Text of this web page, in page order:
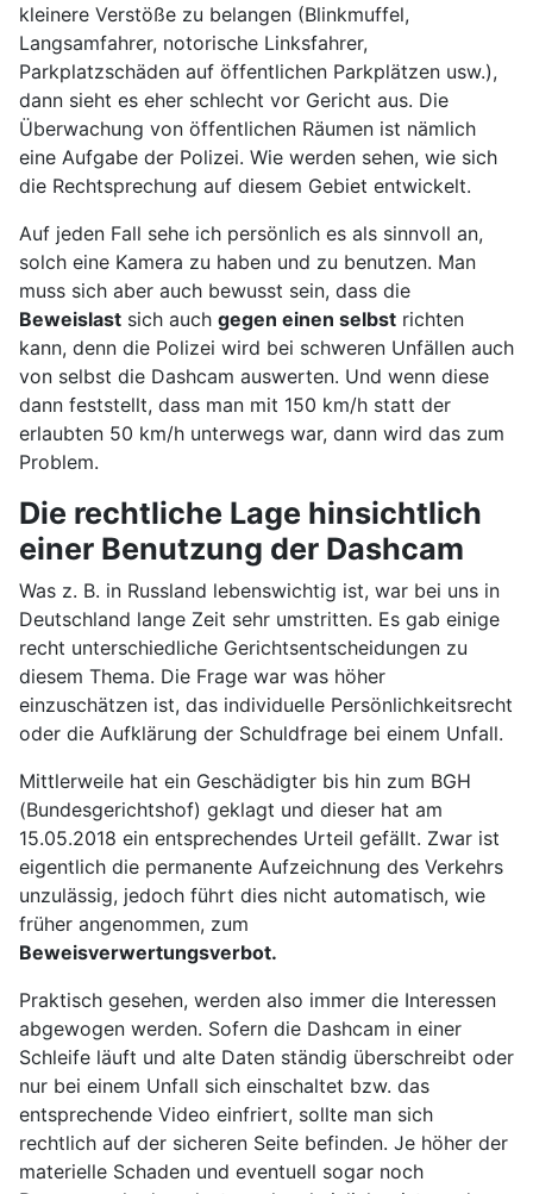
kleinere Verstöße zu belangen (Blinkmuffel,
Langsamfahrer, notorische Linksfahrer,
Parkplatzschäden auf öffentlichen Parkplätzen usw.),
dann sieht es eher schlecht vor Gericht aus. Die
Überwachung von öffentlichen Räumen ist nämlich
eine Aufgabe der Polizei. Wie werden sehen, wie sich
die Rechtsprechung auf diesem Gebiet entwickelt.
Auf jeden Fall sehe ich persönlich es als sinnvoll an,
solch eine Kamera zu haben und zu benutzen. Man
muss sich aber auch bewusst sein, dass die
Beweislast sich auch gegen einen selbst richten
kann, denn die Polizei wird bei schweren Unfällen auch
von selbst die Dashcam auswerten. Und wenn diese
dann feststellt, dass man mit 150 km/h statt der
erlaubten 50 km/h unterwegs war, dann wird das zum
Problem.
Die rechtliche Lage hinsichtlich
einer Benutzung der Dashcam
Was z. B. in Russland lebenswichtig ist, war bei uns in
Deutschland lange Zeit sehr umstritten. Es gab einige
recht unterschiedliche Gerichtsentscheidungen zu
diesem Thema. Die Frage war was höher
einzuschätzen ist, das individuelle Persönlichkeitsrecht
oder die Aufklärung der Schuldfrage bei einem Unfall.
Mittlerweile hat ein Geschädigter bis hin zum BGH
(Bundesgerichtshof) geklagt und dieser hat am
15.05.2018 ein entsprechendes Urteil gefällt. Zwar ist
eigentlich die permanente Aufzeichnung des Verkehrs
unzulässig, jedoch führt dies nicht automatisch, wie
früher angenommen, zum
Beweisverwertungsverbot.
Praktisch gesehen, werden also immer die Interessen
abgewogen werden. Sofern die Dashcam in einer
Schleife läuft und alte Daten ständig überschreibt oder
nur bei einem Unfall sich einschaltet bzw. das
entsprechende Video einfriert, sollte man sich
rechtlich auf der sicheren Seite befinden. Je höher der
materielle Schaden und eventuell sogar noch